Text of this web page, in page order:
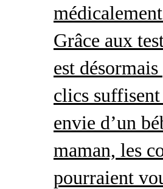
Grâce aux
est
clics
envie d’un
maman, les
pourraient